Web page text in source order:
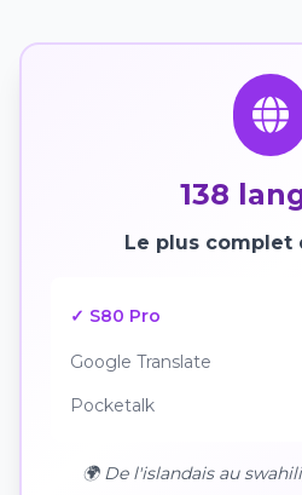
138
Le plus complet
✓ S80 Pro
Google Translate
Pocketalk
🌍 De l'islandais au